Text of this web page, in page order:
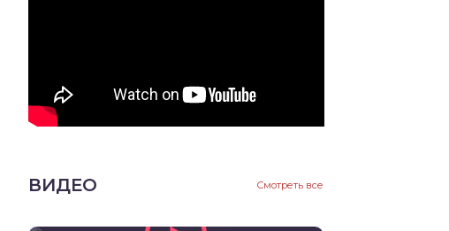
ВИДЕО Смотреть все